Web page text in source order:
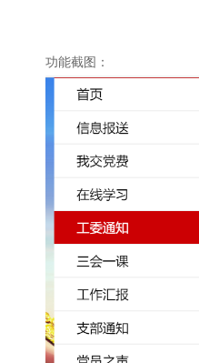
功能截图：